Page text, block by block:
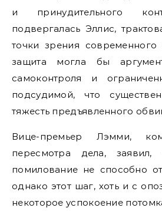
и принудительного
подвергалась Эллис,
точки зрения современного
защита могла бы
самоконтроля и
подсудимой, что
тяжесть предъявленного
Вице-премьер Лэмми,
пересмотра дела, заявил,
помилование не способно
однако этот шаг, хоть и с
некоторое успокоение